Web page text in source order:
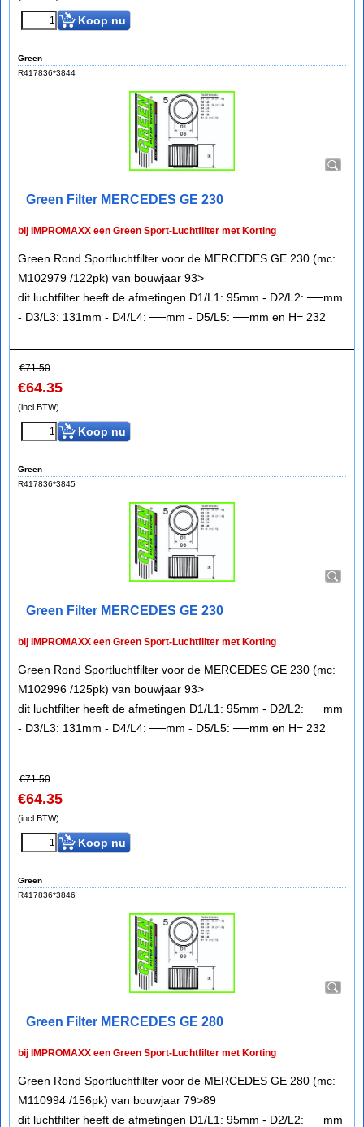
Koop nu
Green
R417836*3844
Green Filter MERCEDES GE 230
bij IMPROMAXX een Green Sport-Luchtfilter met Korting
Green Rond Sportluchtfilter voor de MERCEDES GE 230 (mc:
M102979 /122pk) van bouwjaar 93>
dit luchtfilter heeft de afmetingen D1/L1: 95mm - D2/L2: ──mm
- D3/L3: 131mm - D4/L4: ──mm - D5/L5: ──mm en H= 232
€71.50
€64.35
(incl BTW)
Koop nu
Green
R417836*3845
Green Filter MERCEDES GE 230
bij IMPROMAXX een Green Sport-Luchtfilter met Korting
Green Rond Sportluchtfilter voor de MERCEDES GE 230 (mc:
M102996 /125pk) van bouwjaar 93>
dit luchtfilter heeft de afmetingen D1/L1: 95mm - D2/L2: ──mm
- D3/L3: 131mm - D4/L4: ──mm - D5/L5: ──mm en H= 232
€71.50
€64.35
(incl BTW)
Koop nu
Green
R417836*3846
Green Filter MERCEDES GE 280
bij IMPROMAXX een Green Sport-Luchtfilter met Korting
Green Rond Sportluchtfilter voor de MERCEDES GE 280 (mc:
M110994 /156pk) van bouwjaar 79>89
dit luchtfilter heeft de afmetingen D1/L1: 95mm - D2/L2: ──mm